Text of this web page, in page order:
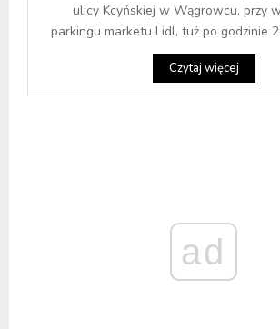
ulicy Kcyńskiej w Wągrowcu, przy
parkingu marketu Lidl, tuż po godzinie
Czytaj więcej
ad